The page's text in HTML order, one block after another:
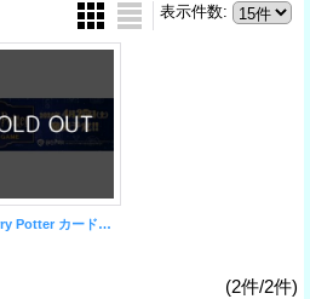
表示件数:
【Harry Potter カードゲーム】ブースターパック「ハリー・ポッターと賢者の石」Part.1 ブースターBOX
(2件/2件)